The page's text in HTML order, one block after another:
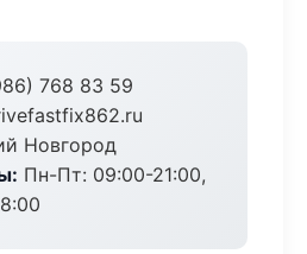
768 83 59
Новгород
Пн-Пт: 09:00-21:00,